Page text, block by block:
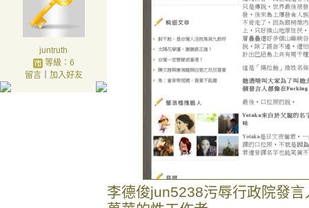
juntruth
等級：6
留言｜ 加入好友
李德俊jun5238污辱行政院發